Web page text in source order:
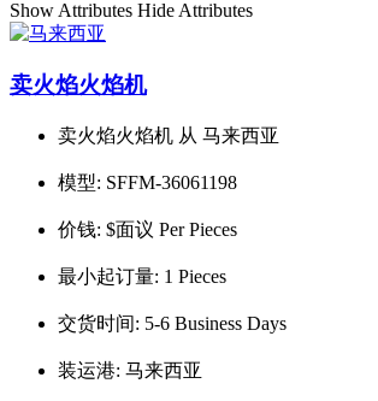
Show Attributes Hide Attributes
卖火焰火焰机
卖火焰火焰机 从 马来西亚
模型: SFFM-36061198
价钱: $面议 Per Pieces
最小起订量: 1 Pieces
交货时间: 5-6 Business Days
装运港: 马来西亚